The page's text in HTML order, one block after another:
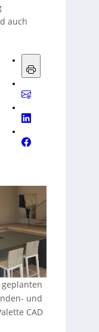
auch
und
CAD